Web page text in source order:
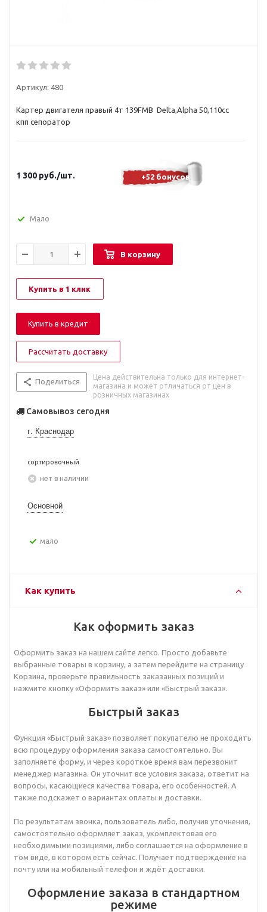
Артикул: 480
Картер двигателя правый 4т 139FMB Delta,Alpha 50,110сс
кпп сепоратор
1 300 руб./шт. +52 бонусов
Мало
В корзину
Купить в 1 клик
Купить в кредит
Рассчитать доставку
Поделиться
Цена действительна только для интернет-
магазина и может отличаться от цен в
розничных магазинах
Самовывоз сегодня
г. Краснодар
сортировочный
Нет в наличии
Основной
Мало
Как купить
Как оформить заказ
Оформить заказ на нашем сайте легко. Просто добавьте
выбранные товары в корзину, а затем перейдите на страницу
Корзина, проверьте правильность заказанных позиций и
нажмите кнопку «Оформить заказ» или «Быстрый заказ».
Быстрый заказ
Функция «Быстрый заказ» позволяет покупателю не проходить
всю процедуру оформления заказа самостоятельно. Вы
заполняете форму, и через короткое время вам перезвонит
менеджер магазина. Он уточнит все условия заказа, ответит на
вопросы, касающиеся качества товара, его особенностей. А
также подскажет о вариантах оплаты и доставки.
По результатам звонка, пользователь либо, получив уточнения,
самостоятельно оформляет заказ, укомплектовав его
необходимыми позициями, либо соглашается на оформление в
том виде, в котором есть сейчас. Получает подтверждение на
почту или на мобильный телефон и ждёт доставки.
Оформление заказа в стандартном
режиме